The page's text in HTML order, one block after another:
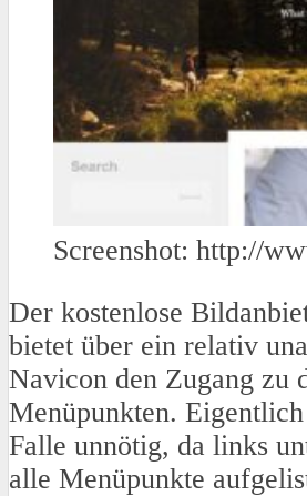
Screenshot: http://
Der kostenlose
bietet über ein relativ
Navicon den Zugang zu
Menüpunkten.
Falle unnötig, da links
alle Menüpunkte